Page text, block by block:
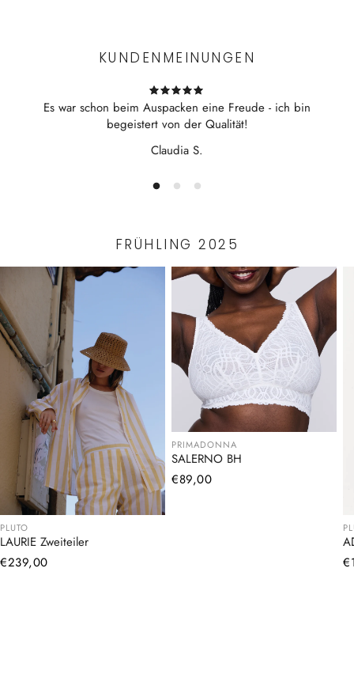
Nicht im Wäschetrockner trocknen
KUNDENMEINUNGEN
Es war schon beim Auspacken eine Freude - ich bin
begeistert von der Qualität!
Claudia S.
FRÜHLING 2025
PLUTO
LAURIE Zweiteiler
Normaler
€239,00
PRIMADONNA
SALERNO BH
Normaler
€89,00